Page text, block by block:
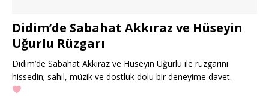
Didim’de Sabahat Akkıraz ve Hüseyin
Uğurlu Rüzgarı
Didim’de Sabahat Akkıraz ve Hüseyin Uğurlu ile rüzgarını
hissedin; sahil, müzik ve dostluk dolu bir deneyime davet.